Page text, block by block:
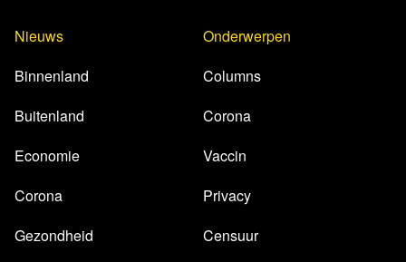
Nieuws
Binnenland
Buitenland
Economie
Corona
Gezondheid
Onderwerpen
Columns
Corona
Vaccin
Privacy
Censuur